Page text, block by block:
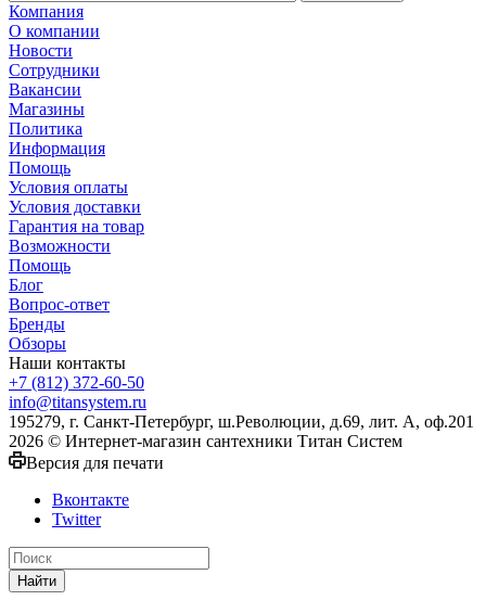
Компания
О компании
Новости
Сотрудники
Вакансии
Магазины
Политика
Информация
Помощь
Условия оплаты
Условия доставки
Гарантия на товар
Возможности
Помощь
Блог
Вопрос-ответ
Бренды
Обзоры
Наши контакты
+7 (812) 372-60-50
info@titansystem.ru
195279, г. Санкт-Петербург, ш.Революции, д.69, лит. А, оф.201
2026 © Интернет-магазин сантехники Титан Систем
Версия для печати
Вконтакте
Twitter
Найти